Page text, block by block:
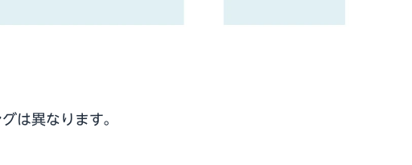
は異なります。